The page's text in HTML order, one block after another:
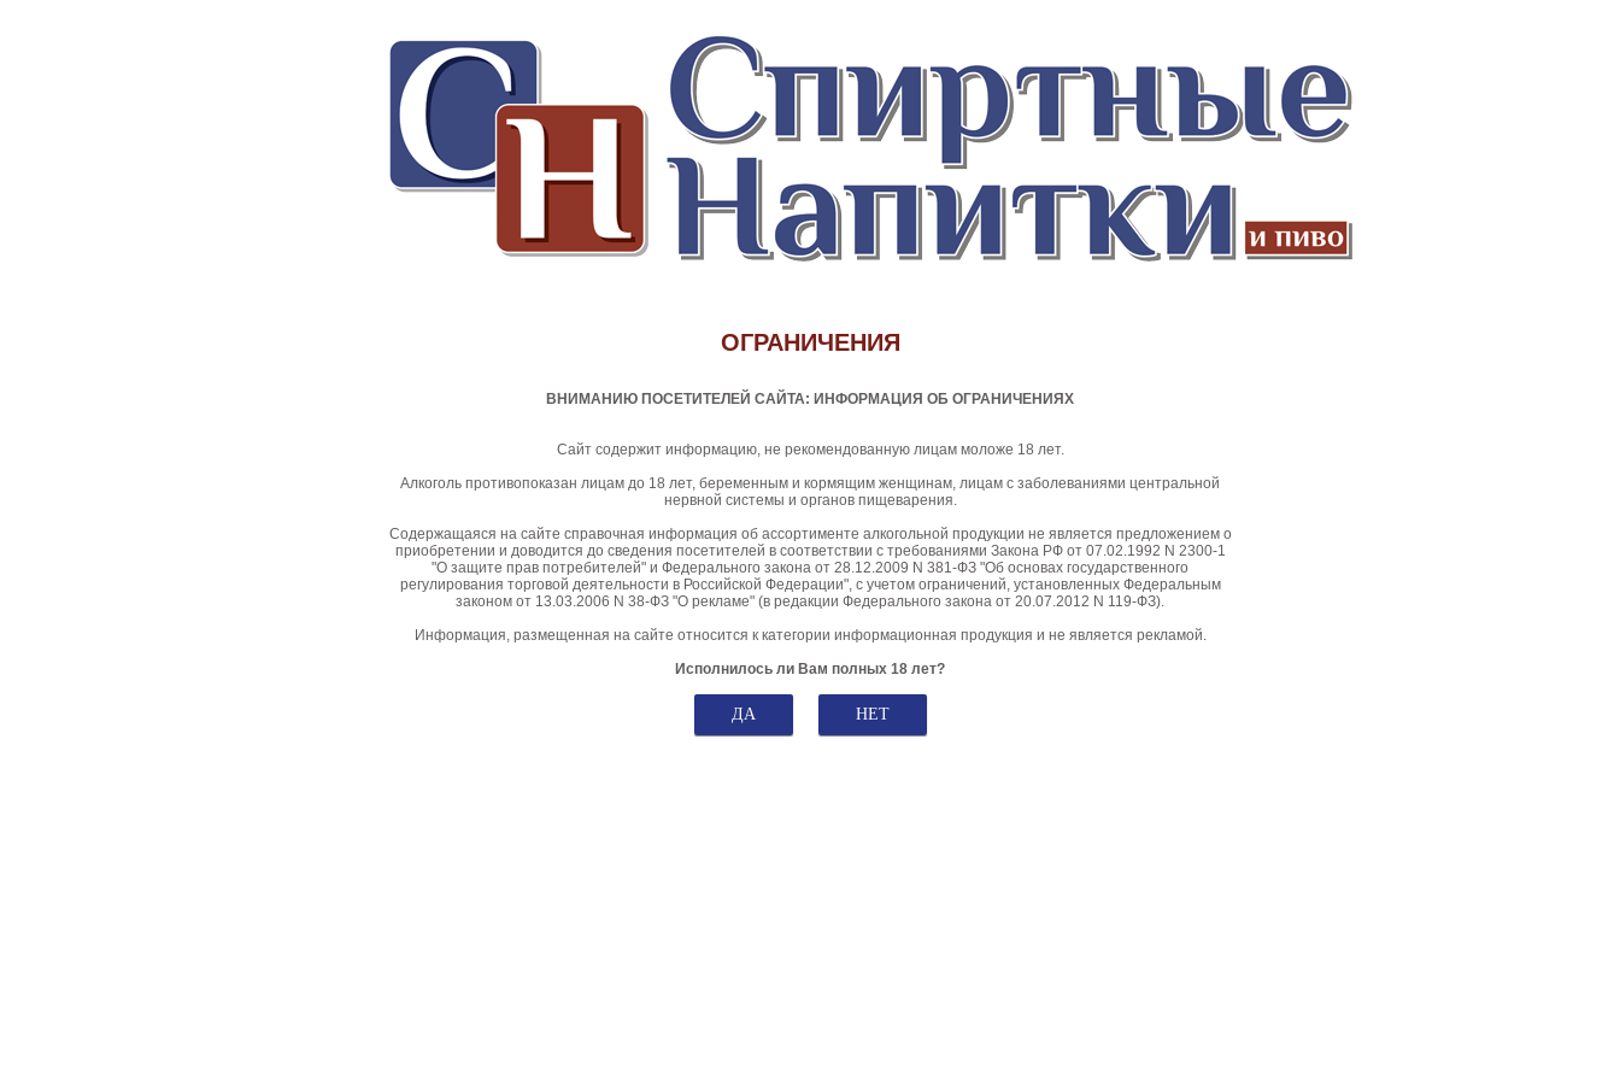
ОГРАНИЧЕНИЯ
ВНИМАНИЮ ПОСЕТИТЕЛЕЙ САЙТА: ИНФОРМАЦИЯ ОБ ОГРАНИЧЕНИЯХ
Сайт содержит информацию, не рекомендованную лицам моложе 18 лет.
Алкоголь противопоказан лицам до 18 лет, беременным и кормящим женщинам, лицам с заболеваниями центральной
нервной системы и органов пищеварения.
Содержащаяся на сайте справочная информация об ассортименте алкогольной продукции не является предложением о
приобретении и доводится до сведения посетителей в соответствии с требованиями Закона РФ от 07.02.1992 N 2300-1
"О защите прав потребителей" и Федерального закона от 28.12.2009 N 381-ФЗ "Об основах государственного
регулирования торговой деятельности в Российской Федерации", с учетом ограничений, установленных Федеральным
законом от 13.03.2006 N 38-ФЗ "О рекламе" (в редакции Федерального закона от 20.07.2012 N 119-ФЗ).
Информация, размещенная на сайте относится к категории информационная продукция и не является рекламой.
Исполнилось ли Вам полных 18 лет?